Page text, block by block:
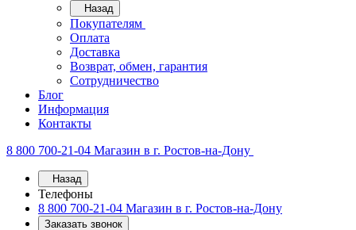
Назад
Покупателям
Оплата
Доставка
Возврат, обмен, гарантия
Сотрудничество
Блог
Информация
Контакты
8 800 700-21-04 Магазин в г. Ростов-на-Дону
Назад
Телефоны
8 800 700-21-04 Магазин в г. Ростов-на-Дону
Заказать звонок